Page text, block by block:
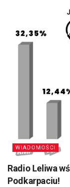
WIADOMOŚCI
Radio Leliwa
Podkarpaciu!